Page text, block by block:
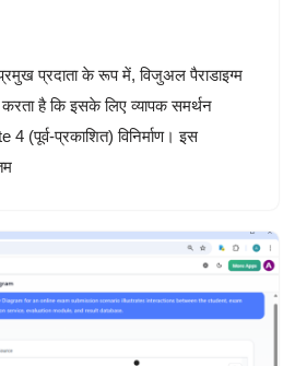
प्रदाता के रूप में, विजुअल पैराडाइग्म
है कि इसके लिए व्यापक समर्थन
(पूर्व-प्रकाशित) विनिर्माण। इस